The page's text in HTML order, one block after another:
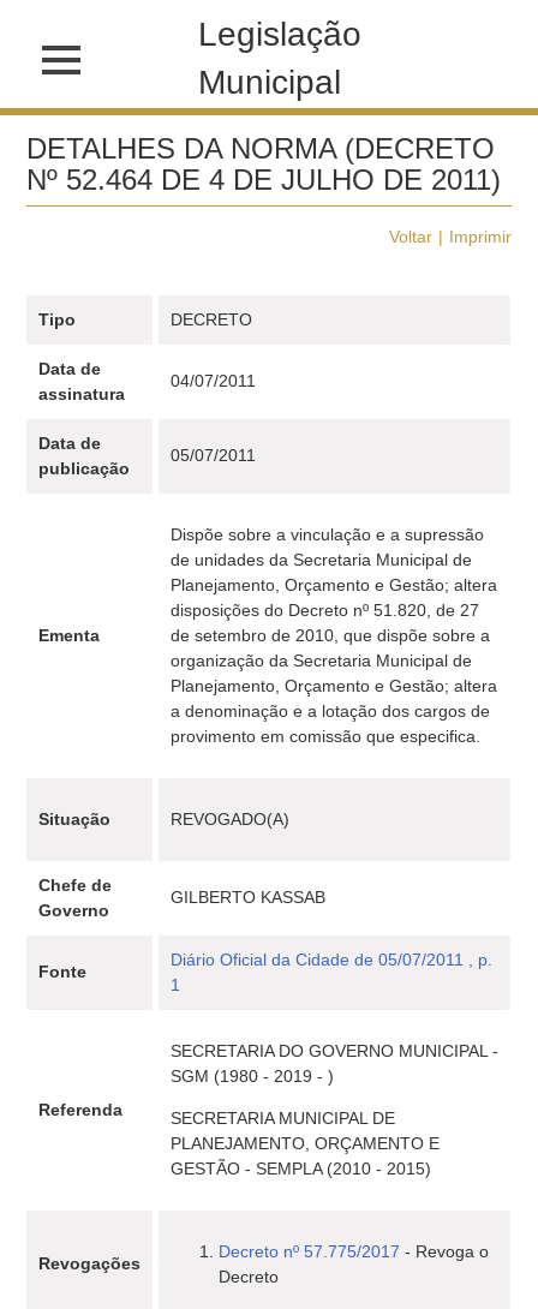
Legislação
Municipal
DETALHES DA NORMA (DECRETO
Nº 52.464 DE 4 DE JULHO DE 2011)
Voltar Imprimir
Tipo DECRETO
Data de
assinatura
04/07/2011
Data de
publicação
05/07/2011
Ementa
Dispõe sobre a vinculação e a supressão
de unidades da Secretaria Municipal de
Planejamento, Orçamento e Gestão; altera
disposições do Decreto nº 51.820, de 27
de setembro de 2010, que dispõe sobre a
organização da Secretaria Municipal de
Planejamento, Orçamento e Gestão; altera
a denominação e a lotação dos cargos de
provimento em comissão que especifica.
Situação REVOGADO(A)
Chefe de
Governo
GILBERTO KASSAB
Fonte
Diário Oficial da Cidade de 05/07/2011 , p.
1
Referenda
SECRETARIA DO GOVERNO MUNICIPAL -
SGM (1980 - 2019 - )
SECRETARIA MUNICIPAL DE
PLANEJAMENTO, ORÇAMENTO E
GESTÃO - SEMPLA (2010 - 2015)
Revogações
Decreto nº 57.775/2017 - Revoga o
Decreto